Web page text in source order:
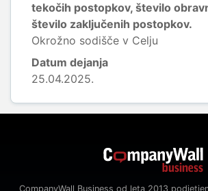
tekočih postopkov, število
število zaključenih postopkov.
Okrožno sodišče v Celju
Datum dejanja
25.04.2025.
CompanyWall Business od leta 2013